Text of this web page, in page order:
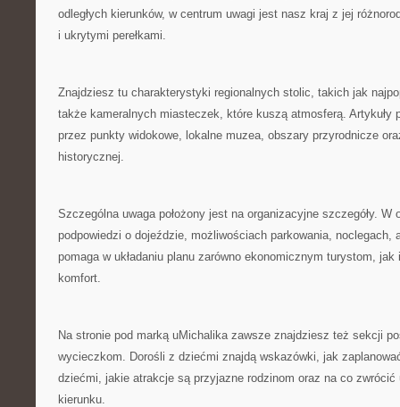
odległych kierunków, w centrum uwagi jest nasz kraj z jej
i ukrytymi perełkami.
Znajdziesz tu charakterystyki regionalnych stolic, takich jak
także kameralnych miasteczek, które kuszą atmosferą. Artykuły
przez punkty widokowe, lokalne muzea, obszary przyrodnicze
historycznej.
Szczególna uwaga położony jest na organizacyjne szczegóły. W
podpowiedzi o dojeździe, możliwościach parkowania, noclegach,
pomaga w układaniu planu zarówno ekonomicznym turystom,
komfort.
Na stronie pod marką uMichalika zawsze znajdziesz też sekcji
wycieczkom. Dorośli z dziećmi znajdą wskazówki, jak
dziećmi, jakie atrakcje są przyjazne rodzinom oraz na co zwrócić
kierunku.